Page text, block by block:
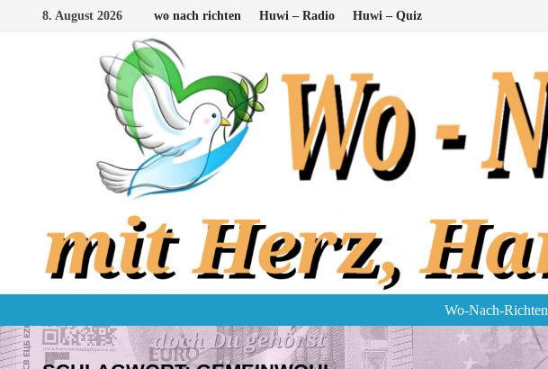
8. August 2026 wo nach richten Huwi – Radio Huwi – Quiz
Wo-Nach-Richten